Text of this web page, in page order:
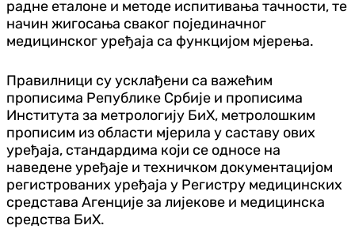
радне еталоне и методе испитивања тачности, те
начин жигосања сваког појединачног
медицинског уређаја са функцијом мјерења.
Правилници су усклађени са важећим
прописима Републике Србије и прописима
Института за метрологију БиХ, метролошким
прописим из области мјерила у саставу ових
уређаја, стандардима који се односе на
наведене уређаје и техничком документацијом
регистрованих уређаја у Регистру медицинских
средстава Агенције за лијекове и медицинска
средства БиХ.